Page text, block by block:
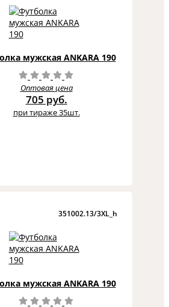
мужская ANKARA 190
Оптовая цена
705 руб.
при тираже 35шт.
351002.13/3XL_h
мужская ANKARA 190